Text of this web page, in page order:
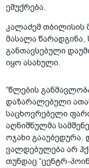
ემუქრება.
კალაძემ თბილისის
მასალა წარადგინა,
განთავსებული
იყო ასახული.
“წლების
დაზარალებული
საცხოვრებელი
აღნიშნულმა
ოჯახი გააუბედურა.
ვალდებულება არ
თუნდაც “ცენტრ-